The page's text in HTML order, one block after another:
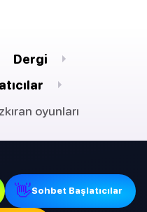
Dergi
oyunları
👋Sohbet Başlatıcılar